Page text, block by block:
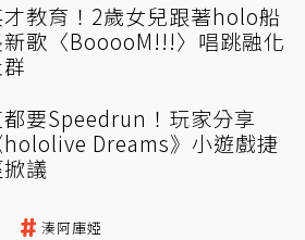
教育！2歲女兒跟著holo船
歌〈BooooM!!!〉唱跳融化
都要Speedrun！玩家分享
hololive Dreams》小遊戲捷
議
湊阿庫婭